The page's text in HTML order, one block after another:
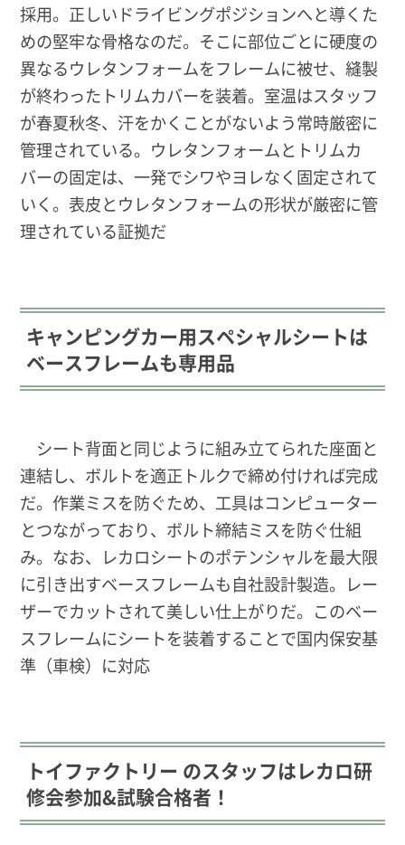
採用。正しいドライビングポジションへと導くた
めの堅牢な骨格なのだ。そこに部位ごとに硬度の
異なるウレタンフォームをフレームに被せ、縫製
が終わったトリムカバーを装着。室温はスタッフ
が春夏秋冬、汗をかくことがないよう常時厳密に
管理されている。ウレタンフォームとトリムカ
バーの固定は、一発でシワやヨレなく固定されて
いく。表皮とウレタンフォームの形状が厳密に管
理されている証拠だ
キャンピングカー用スペシャルシートは
ベースフレームも専用品
シート背面と同じように組み立てられた座面と
連結し、ボルトを適正トルクで締め付ければ完成
だ。作業ミスを防ぐため、工具はコンピューター
とつながっており、ボルト締結ミスを防ぐ仕組
み。なお、レカロシートのポテンシャルを最大限
に引き出すベースフレームも自社設計製造。レー
ザーでカットされて美しい仕上がりだ。このベー
スフレームにシートを装着することで国内保安基
準（車検）に対応
トイファクトリー のスタッフはレカロ研
修会参加&試験合格者！